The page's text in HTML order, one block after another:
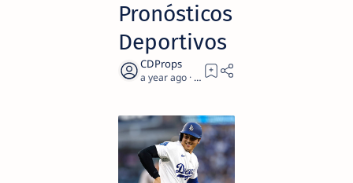
Pronósticos
Deportivos
a year ago 1